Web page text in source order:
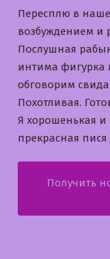
Пересплю в
возбуждением и
Послушная
интима
обговорим
Похотливая.
Я хорошенькая
прекрасная
Получить